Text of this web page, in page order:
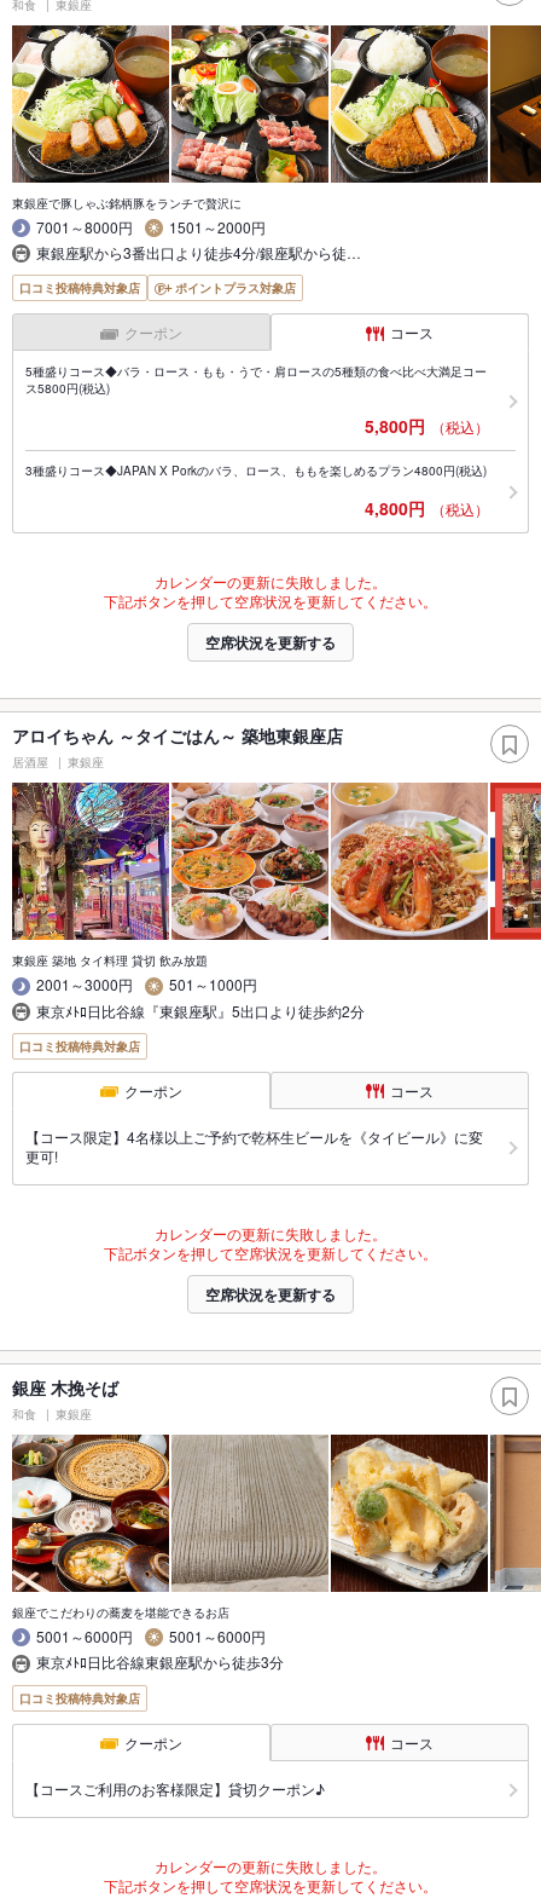
和食 東銀座
東銀座で豚しゃぶ銘柄豚をランチで贅沢に
7001～8000円
1501～2000円
東銀座駅から3番出口より徒歩4分/銀座駅から徒…
口コミ投稿特典対象店 ポイントプラス対象店
クーポン コース
5種盛りコース◆バラ・ロース・もも・うで・肩ロースの5種類の食べ比べ大満足コー
ス5800円(税込)
5,800円 （税込）
3種盛りコース◆JAPAN X Porkのバラ、ロース、ももを楽しめるプラン4800円(税込)
4,800円 （税込）
カレンダーの更新に失敗しました。
下記ボタンを押して空席状況を更新してください。
空席状況を更新する
アロイちゃん ～タイごはん～ 築地東銀座店
居酒屋 東銀座
東銀座 築地 タイ料理 貸切 飲み放題
2001～3000円
501～1000円
東京ﾒﾄﾛ日比谷線『東銀座駅』5出口より徒歩約2分
口コミ投稿特典対象店
クーポン コース
【コース限定】4名様以上ご予約で乾杯生ビールを《タイビール》に変
更可!
カレンダーの更新に失敗しました。
下記ボタンを押して空席状況を更新してください。
空席状況を更新する
銀座 木挽そば
和食 東銀座
銀座でこだわりの蕎麦を堪能できるお店
5001～6000円
5001～6000円
東京ﾒﾄﾛ日比谷線東銀座駅から徒歩3分
口コミ投稿特典対象店
クーポン コース
【コースご利用のお客様限定】貸切クーポン♪
カレンダーの更新に失敗しました。
下記ボタンを押して空席状況を更新してください。